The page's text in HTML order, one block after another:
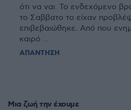
ότι να ναι. Το ενδεχόμενο
το Σαββατο το είχαν
επιβεβαιώθηκε. Από που
καιρό ...
ΑΠΑΝΤΗΣΗ
Μια ζωή την έχουμε